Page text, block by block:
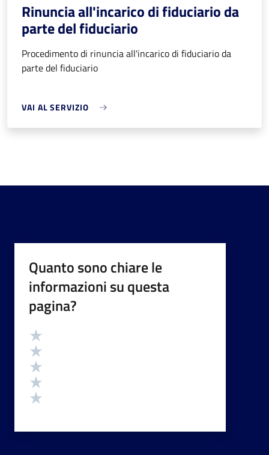
Rinuncia all'incarico di fiduciario da
parte del fiduciario
Procedimento di rinuncia all'incarico di fiduciario da
parte del fiduciario
VAI AL SERVIZIO
Quanto sono chiare le
informazioni su questa
pagina?
Valutazione